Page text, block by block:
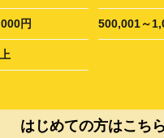
円 500,001～
はじめての方はこちら